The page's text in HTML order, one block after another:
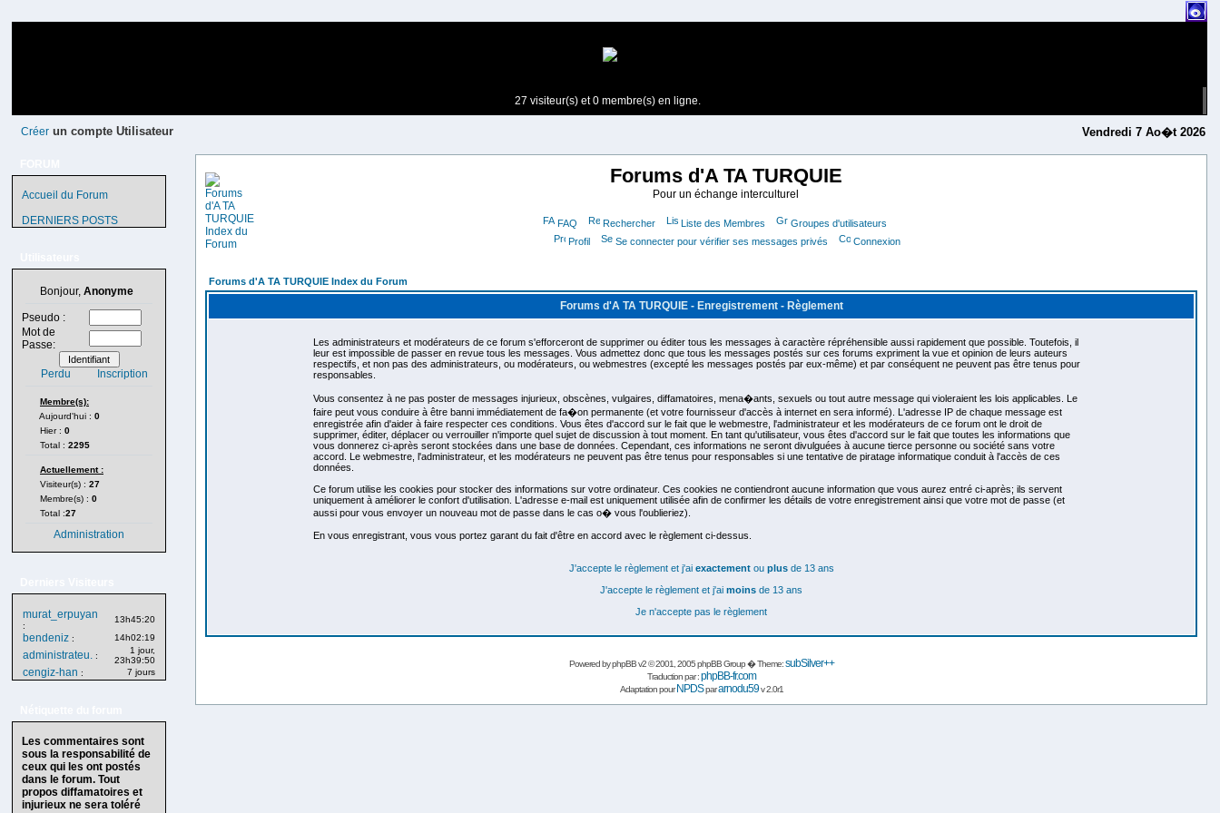
27 visiteur(s) et 0 membre(s) en ligne.
Créer un compte Utilisateur Vendredi 7 Ao�t 2026
Accueil du Forum
DERNIERS POSTS
Bonjour, Anonyme
Pseudo :
Mot de
Passe:
Perdu Inscription
Membre(s):
Aujourd'hui : 0
Hier : 0
Total : 2295
Actuellement :
Visiteur(s) : 27
Membre(s) : 0
Total :27
Administration
murat_erpuyan
:
13h45:20
bendeniz : 14h02:19
administrateu. :
1 jour,
23h39:50
cengiz-han : 7 jours
Les commentaires sont
sous la responsabilité de
ceux qui les ont postés
dans le forum. Tout
propos diffamatoires et
injurieux ne sera toléré
Forums d'A TA TURQUIE
Pour un échange interculturel
FAQ Rechercher Liste des Membres
Groupes d'utilisateurs
Profil
Se connecter pour vérifier ses messages privés Connexion
Forums d'A TA TURQUIE Index du Forum
Forums d'A TA TURQUIE - Enregistrement - Règlement
Les administrateurs et modérateurs de ce forum s'efforceront de supprimer ou éditer tous les messages à caractère répréhensible aussi rapidement que possible. Toutefois, il
leur est impossible de passer en revue tous les messages. Vous admettez donc que tous les messages postés sur ces forums expriment la vue et opinion de leurs auteurs
respectifs, et non pas des administrateurs, ou modérateurs, ou webmestres (excepté les messages postés par eux-même) et par conséquent ne peuvent pas être tenus pour
responsables.
Vous consentez à ne pas poster de messages injurieux, obscènes, vulgaires, diffamatoires, mena�ants, sexuels ou tout autre message qui violeraient les lois applicables. Le
faire peut vous conduire à être banni immédiatement de fa�on permanente (et votre fournisseur d'accès à internet en sera informé). L'adresse IP de chaque message est
enregistrée afin d'aider à faire respecter ces conditions. Vous êtes d'accord sur le fait que le webmestre, l'administrateur et les modérateurs de ce forum ont le droit de
supprimer, éditer, déplacer ou verrouiller n'importe quel sujet de discussion à tout moment. En tant qu'utilisateur, vous êtes d'accord sur le fait que toutes les informations que
vous donnerez ci-après seront stockées dans une base de données. Cependant, ces informations ne seront divulguées à aucune tierce personne ou société sans votre
accord. Le webmestre, l'administrateur, et les modérateurs ne peuvent pas être tenus pour responsables si une tentative de piratage informatique conduit à l'accès de ces
données.
Ce forum utilise les cookies pour stocker des informations sur votre ordinateur. Ces cookies ne contiendront aucune information que vous aurez entré ci-après; ils servent
uniquement à améliorer le confort d'utilisation. L'adresse e-mail est uniquement utilisée afin de confirmer les détails de votre enregistrement ainsi que votre mot de passe (et
aussi pour vous envoyer un nouveau mot de passe dans le cas o� vous l'oublieriez).
En vous enregistrant, vous vous portez garant du fait d'être en accord avec le règlement ci-dessus.
J'accepte le règlement et j'ai exactementou plusde 13 ans
J'accepte le règlement et j'ai moins de 13 ans
Je n'accepte pas le règlement
Powered byphpBBv2 © 2001, 2005 phpBB Group � Theme:subSilver++
Traduction par :phpBB-fr.com
Adaptation pourNPDSpararnodu59v 2.0r1